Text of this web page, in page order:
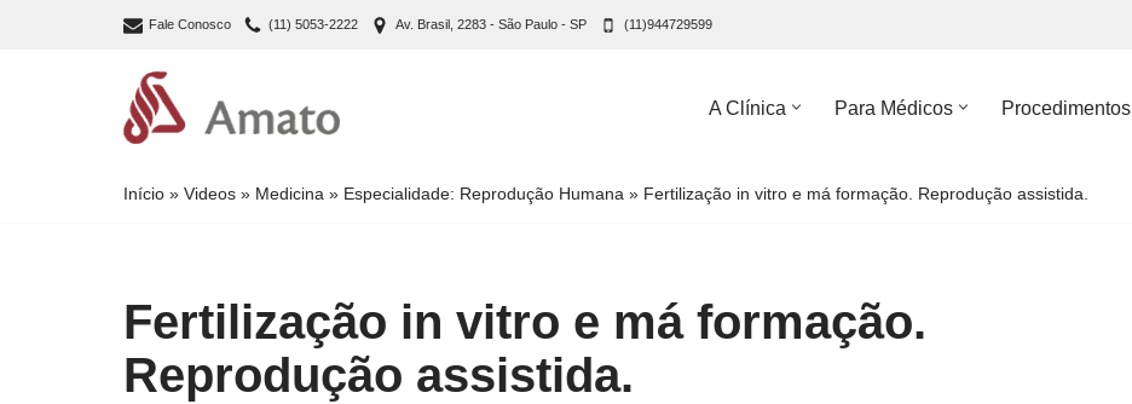
Fale Conosco (11) 5053-2222 Av. Brasil, 2283 - São Paulo - SP (11)944729599
A Clínica Para Médicos Procedimentos
Início » Videos » Medicina » Especialidade: Reprodução Humana » Fertilização in vitro e má formação. Reprodução assistida.
Fertilização in vitro e má formação.
Reprodução assistida.